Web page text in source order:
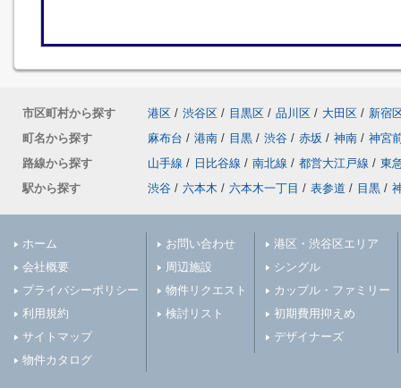
市区町村から探す 港区 / 渋谷区 / 目黒区 / 品川区 / 大田区 / 新宿
町名から探す
麻布台 / 港南 / 目黒 / 渋谷 / 赤坂 / 神南 / 神宮
路線から探す
山手線 / 日比谷線 / 南北線 / 都営大江戸線 / 東
駅から探す
渋谷 / 六本木 / 六本木一丁目 / 表参道 / 目黒 /
ホーム
会社概要
プライバシーポリシー
利用規約
サイトマップ
物件カタログ
お問い合わせ
周辺施設
物件リクエスト
検討リスト
港区・渋谷区エリア
シングル
カップル・ファミリー
初期費用抑えめ
デザイナーズ